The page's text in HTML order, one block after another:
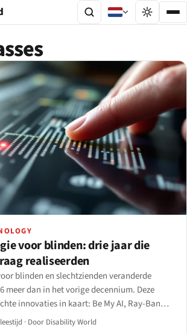
voor blinden: drie jaar die
realiseerden
blinden en slechtzienden veranderde
meer dan in het vorige decennium. Deze
innovaties in kaart: Be My AI, Ray-Ban
de Monarch en AI-schermlezers.
· Door Disability World